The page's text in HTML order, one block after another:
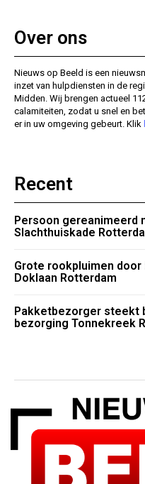
Over ons
Nieuws op Beeld is een
inzet van hulpdiensten in de
Midden. Wij brengen actueel
calamiteiten, zodat u snel en
er in uw omgeving gebeurt. Klik
Recent
Persoon gereanimeerd
Slachthuiskade
Grote rookpluimen
Doklaan Rotterdam
Pakketbezorger steekt
bezorging Tonnekreek